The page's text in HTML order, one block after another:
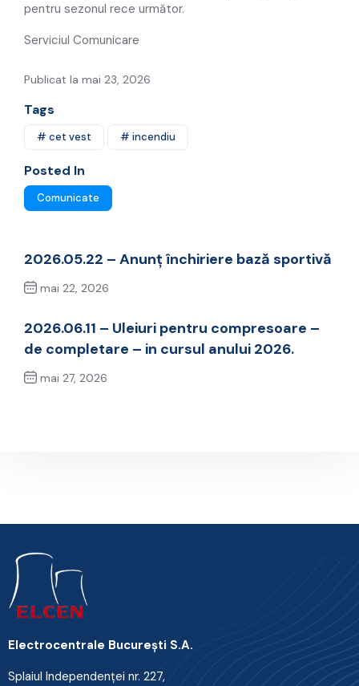
pentru sezonul rece următor.
Serviciul Comunicare
Publicat la mai 23, 2026
Tags
# cet vest # incendiu
Posted In
Comunicate
2026.05.22 – Anunț închiriere bază sportivă
mai 22, 2026
2026.06.11 – Uleiuri pentru compresoare –
de completare – in cursul anului 2026.
mai 27, 2026
Electrocentrale Bucureşti S.A.
Splaiul Independenţei nr. 227,